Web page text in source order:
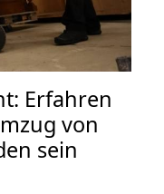
Erfahren
von
sein